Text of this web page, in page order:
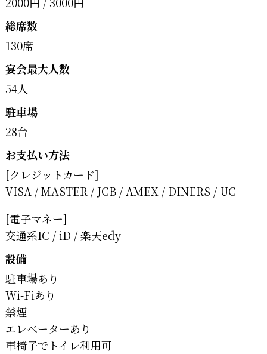
総席数
130席
宴会最大人数
54人
駐車場
28台
お支払い方法
[クレジットカード]
VISA
MASTER JCB AMEX DINERS
UC
[電子マネー]
交通系IC
iD
楽天edy
設備
駐車場あり
Wi-Fiあり
禁煙
エレベーターあり
車椅子でトイレ利用可